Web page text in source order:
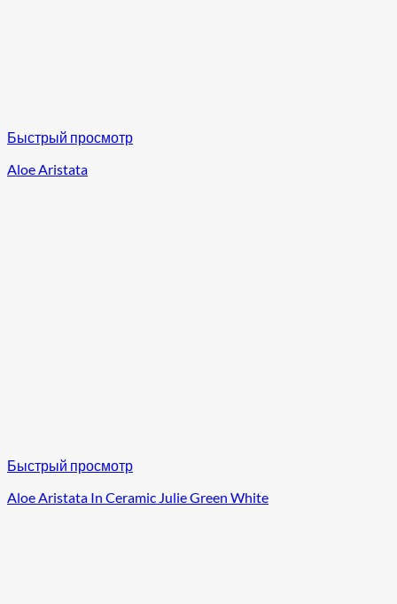
Быстрый просмотр
Aloe Aristata
Быстрый просмотр
Aloe Aristata In Ceramic Julie Green White